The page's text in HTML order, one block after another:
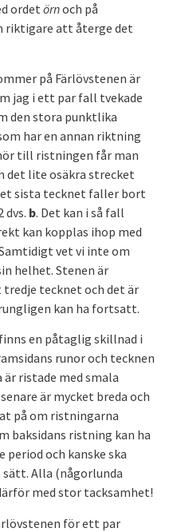
ordet örnoch på
riktigare att återge det
på Färlövstenen är
jag i ett par fall tvekade
den stora punktlika
har en annan riktning
till ristningen får man
det lite osäkra strecket
sista tecknet faller bort
b. Det kan i så fall
kan kopplas ihop med
vet vi inte om
helhet. Stenen är
tredje tecknet och det är
kan ha fortsatt.
en påtaglig skillnad i
runor och tecknen
är ristade med smala
är mycket breda och
på om ristningarna
baksidans ristning kan ha
och kanske ska
Alla (någorlunda
med stor tacksamhet!
för ett par